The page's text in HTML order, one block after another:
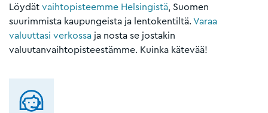
Löydät vaihtopisteemme Helsingistä, Suomen
suurimmista kaupungeista ja lentokentiltä. Varaa
valuuttasi verkossa ja nosta se jostakin
valuutanvaihtopisteestämme. Kuinka kätevää!